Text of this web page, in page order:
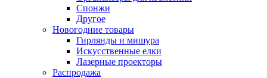
Спонжи
Другое
Новогодние товары
Гирлянды и мишура
Искусственные елки
Лазерные проекторы
Распродажа